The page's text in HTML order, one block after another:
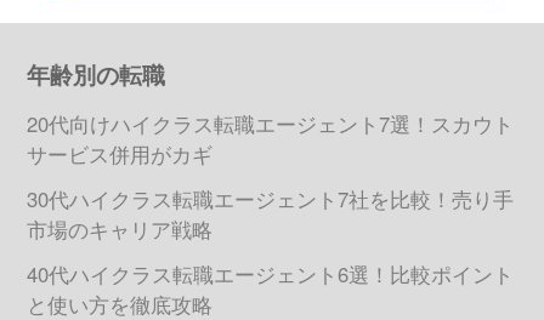
年齢別の転職
20代向けハイクラス転職エージェント7選！スカウト
サービス併用がカギ
30代ハイクラス転職エージェント7社を比較！売り手
市場のキャリア戦略
40代ハイクラス転職エージェント6選！比較ポイント
と使い方を徹底攻略